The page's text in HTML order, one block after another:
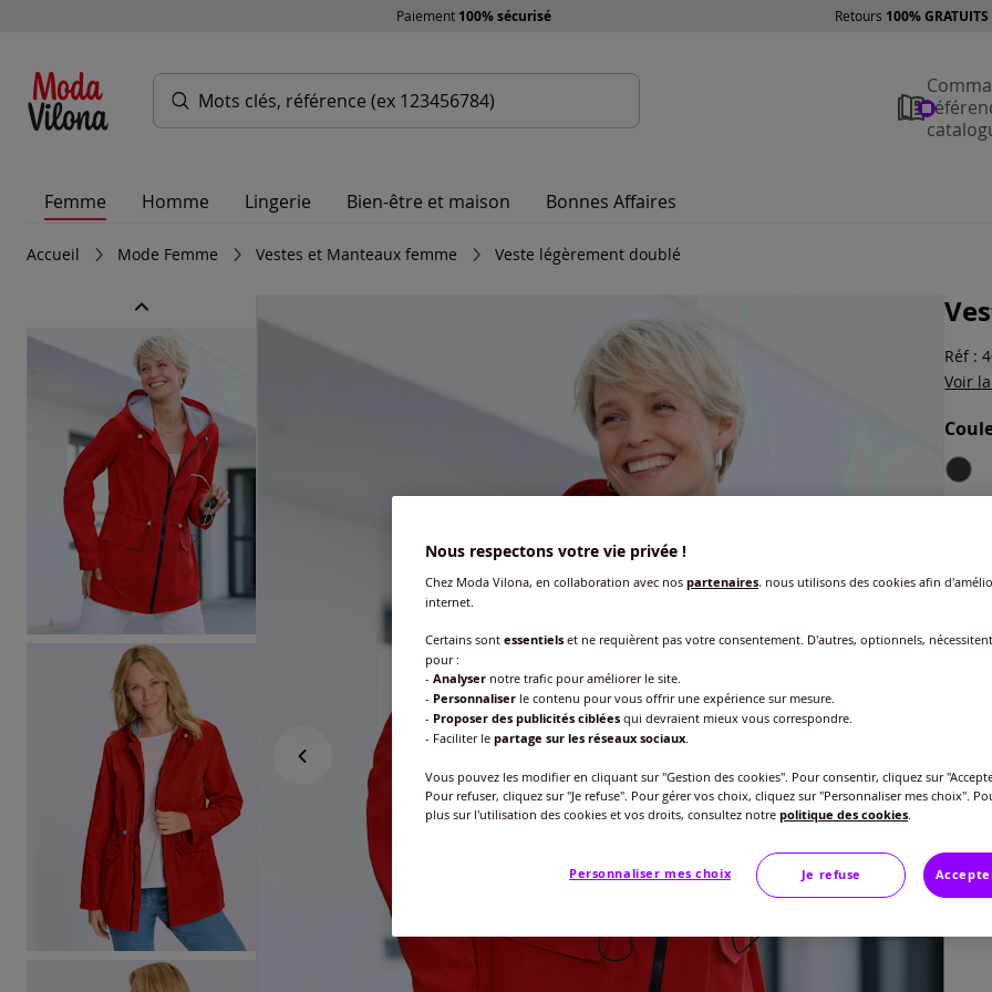
Paiement 100% sécurisé Retours 100%
Femme Homme Lingerie Bien-être et maison Bonnes Affaires
Accueil Mode Femme Vestes et Manteaux femme Veste légèrement doublé
Réf :
Voir
46
48
Nous respectons votre vie privée !
Chez Moda Vilona, en collaboration avec nos partenaires, nous utilisons des cookies afin
internet.
Certains sont essentiels et ne requièrent pas votre consentement. D'autres, optionnels,
pour :
- Analyser notre trafic pour améliorer le site.
- Personnaliser le contenu pour vous offrir une expérience sur mesure.
- Proposer des publicités ciblées qui devraient mieux vous correspondre.
- Faciliter le partage sur les réseaux sociaux.
Vous pouvez les modifier en cliquant sur "Gestion des cookies". Pour consentir, cliquez sur
Pour refuser, cliquez sur "Je refuse". Pour gérer vos choix, cliquez sur "Personnaliser mes choix".
plus sur l'utilisation des cookies et vos droits, consultez notre politique des cookies.
Personnaliser mes choix Je refuse